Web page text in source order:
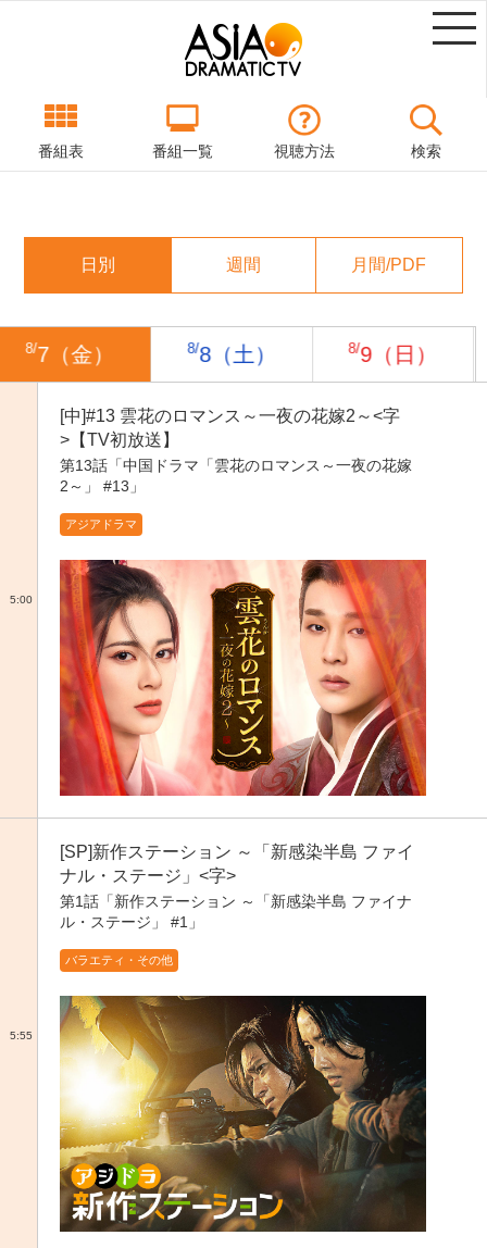
番組表 番組一覧 視聴方法 検索
日別 週間 月間/PDF
8/7（金） 8/8（土） 8/9（日）
5:00
[中]#13 雲花のロマンス～一夜の花嫁2～<字
>【TV初放送】
第13話「中国ドラマ「雲花のロマンス～一夜の花嫁
2～」 #13」
アジアドラマ
5:55
[SP]新作ステーション ～「新感染半島 ファイ
ナル・ステージ」<字>
第1話「新作ステーション ～「新感染半島 ファイナ
ル・ステージ」 #1」
バラエティ・その他